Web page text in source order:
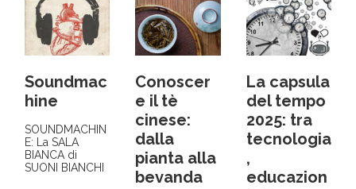
Soundmac
hine
SOUNDMACHIN
E: La SALA
BIANCA di
SUONI BIANCHI
Conoscer
e il tè
cinese:
dalla
pianta alla
bevanda
La capsula
del tempo
2025: tra
tecnologia
,
educazion